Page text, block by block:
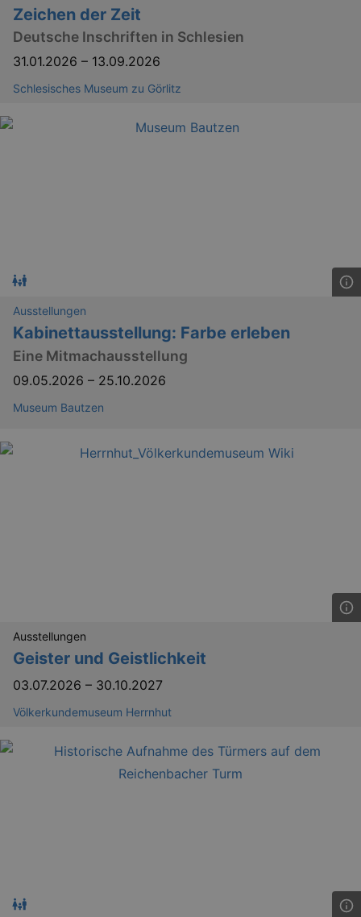
Zeichen der Zeit
Deutsche Inschriften in Schlesien
31.01.2026 – 13.09.2026
Schlesisches Museum zu Görlitz
Ausstellungen
Kabinettausstellung: Farbe erleben
Eine Mitmachausstellung
09.05.2026 – 25.10.2026
Museum Bautzen
Ausstellungen
Geister und Geistlichkeit
03.07.2026 – 30.10.2027
Völkerkundemuseum Herrnhut